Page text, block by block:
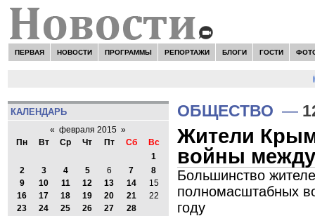
ПЕРВАЯ НОВОСТИ ПРОГРАММЫ РЕПОРТАЖИ БЛОГИ ГОСТИ
КАЛЕНДАРЬ
« февраля 2015 »
Пн
Вт Ср Чт Пт Сб
Вс
1
2
3 4 5 6 7
8
9
10 11 12 13 14
15
16
17 18 19 20 21
22
23
24 25 26 27 28
ОБЩЕСТВО —
Жители
войны
Большинство
полномасштабных
году